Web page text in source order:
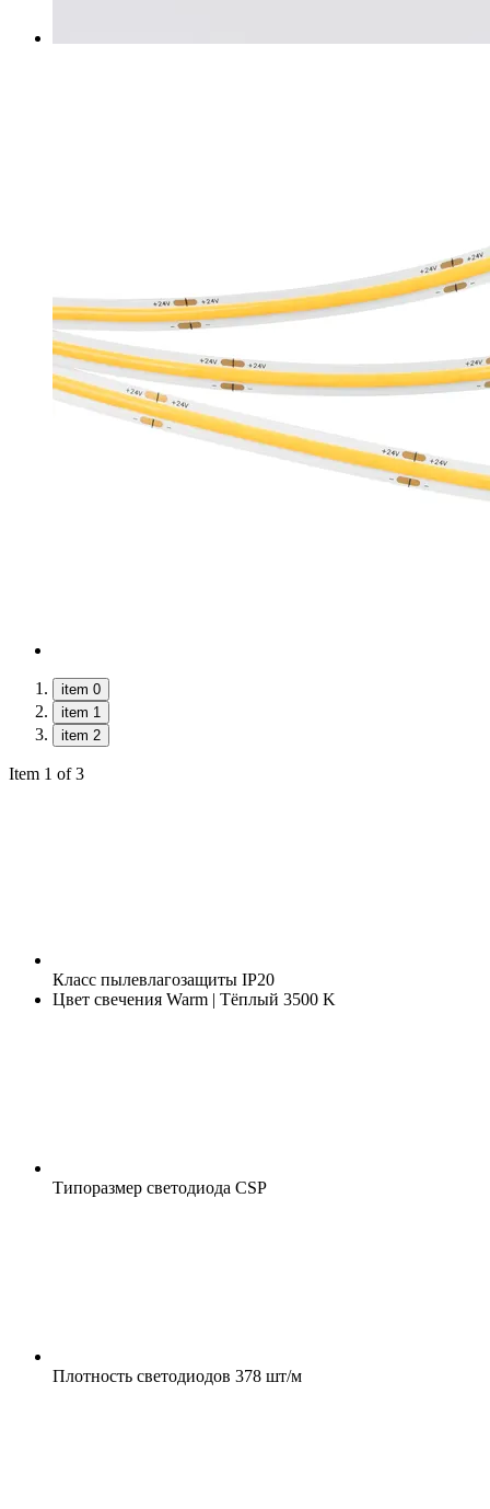
item 0
item 1
item 2
Item 1 of 3
Класс пылевлагозащиты IP20
Цвет свечения Warm | Тёплый 3500 K
Типоразмер светодиода CSP
Плотность светодиодов 378 шт/м